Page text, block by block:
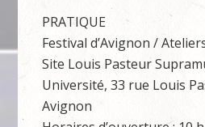
PRATIQUE
Festival d’Avignon /
Site Louis Pasteur
Université, 33 rue Louis
Avignon